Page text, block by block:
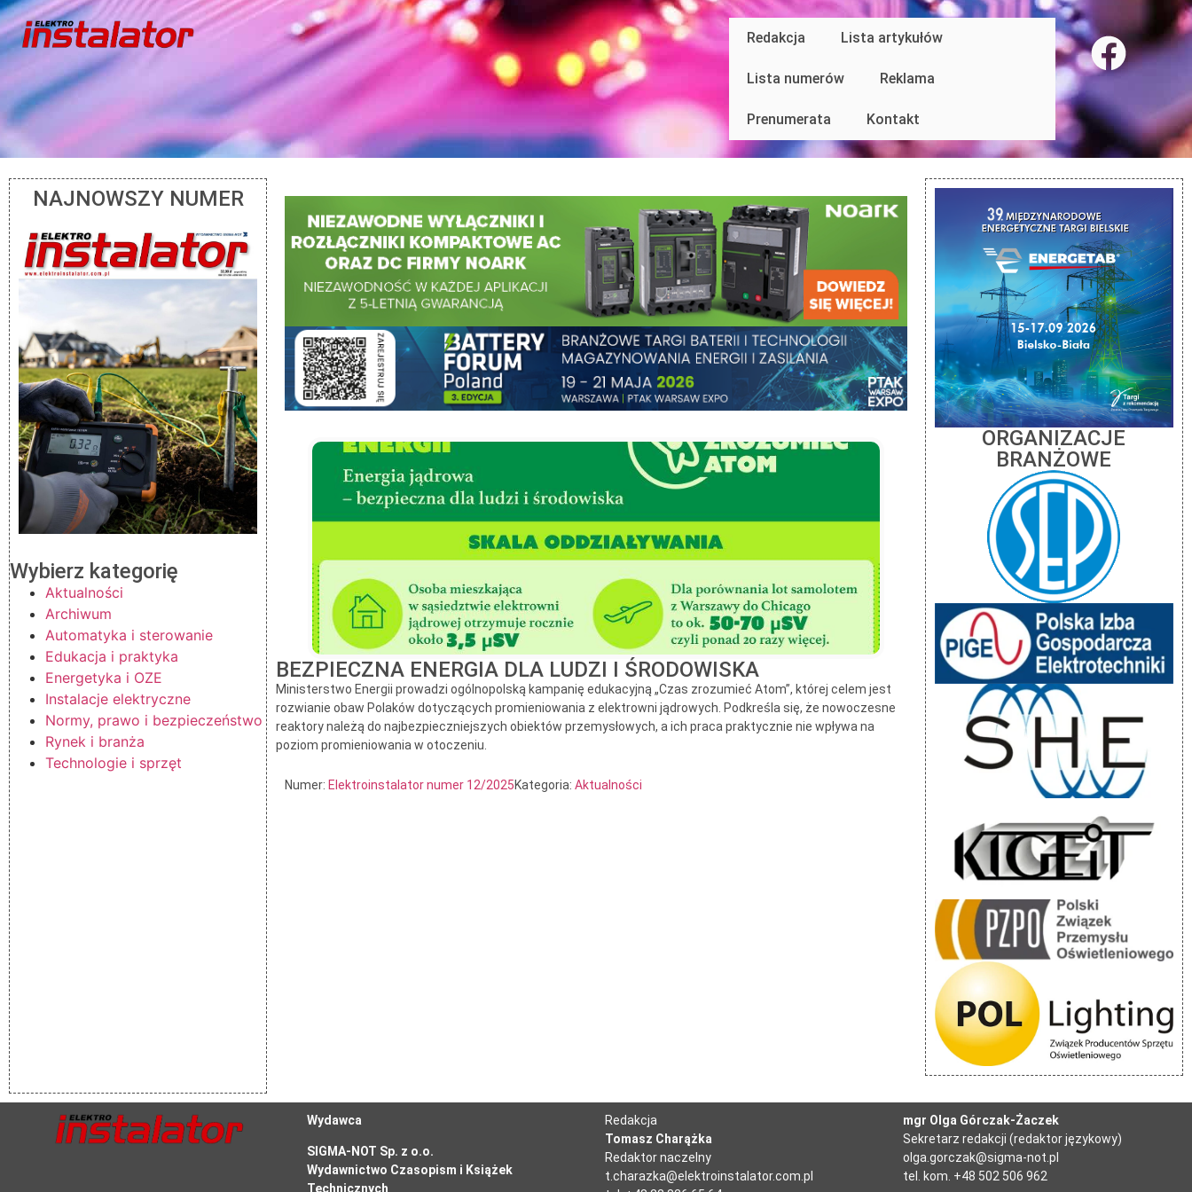
Redakcja Lista artykułów
Lista numerów Reklama
Prenumerata Kontakt
Wybierz kategorię
NAJNOWSZY NUMER
Aktualności
Archiwum
Automatyka i sterowanie
Edukacja i praktyka
Energetyka i OZE
Instalacje elektryczne
Normy, prawo i bezpieczeństwo
Rynek i branża
Technologie i sprzęt
BEZPIECZNA ENERGIA DLA LUDZI I ŚRODOWISKA
Ministerstwo Energii prowadzi ogólnopolską kampanię edukacyjną „Czas zrozumieć Atom”, której celem jest
rozwianie obaw Polaków dotyczących promieniowania z elektrowni jądrowych. Podkreśla się, że nowoczesne
reaktory należą do najbezpieczniejszych obiektów przemysłowych, a ich praca praktycznie nie wpływa na
poziom promieniowania w otoczeniu.
Numer: Elektroinstalator numer 12/2025Kategoria:Aktualności
ORGANIZACJE
BRANŻOWE
Wydawca
SIGMA-NOT Sp. z o.o.
Wydawnictwo Czasopism i Książek
Technicznych
Redakcja
Tomasz Charążka
Redaktor naczelny
t.charazka@elektroinstalator.com.pl
mgr Olga Górczak-Żaczek
Sekretarz redakcji (redaktor językowy)
olga.gorczak@sigma-not.pl
tel. kom. +48 502 506 962